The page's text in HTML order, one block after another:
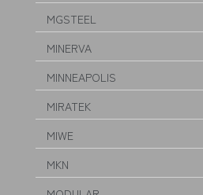
MGSTEEL
MINERVA
MINNEAPOLIS
MIRATEK
MIWE
MKN